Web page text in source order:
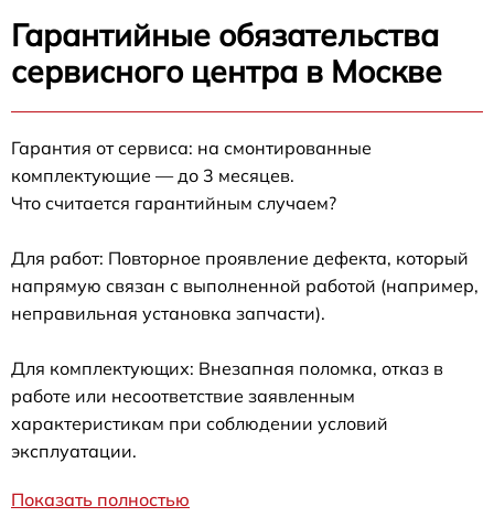
Гарантийные обязательства
сервисного центра в Москве
Гарантия от сервиса: на смонтированные
комплектующие — до 3 месяцев.
Что считается гарантийным случаем?
Для работ: Повторное проявление дефекта, который
напрямую связан с выполненной работой (например,
неправильная установка запчасти).
Для комплектующих: Внезапная поломка, отказ в
работе или несоответствие заявленным
характеристикам при соблюдении условий
эксплуатации.
Показать полностью